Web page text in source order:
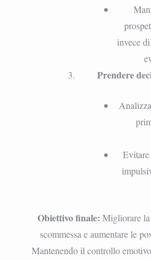
invece
Prendere
Obiettivo finale: Migliorare la
scommessa e aumentare le
Mantenendo il controllo